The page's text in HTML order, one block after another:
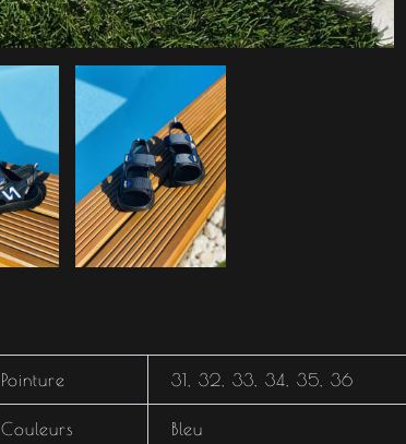
Pointure 31 ,32 ,33 ,34 ,35 ,36
Couleurs Bleu